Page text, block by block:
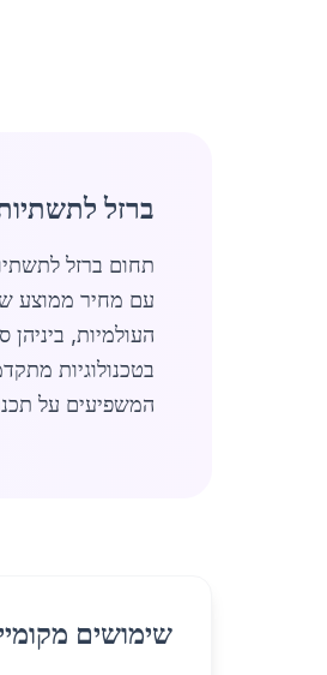
ברזל
תחום ברזל
העולמיות,
בטכנולוגיות
המשפיעים על
שימושים